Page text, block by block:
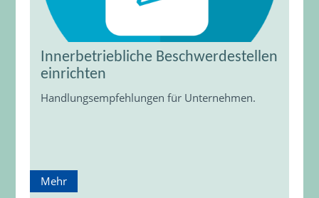
Innerbetriebliche Beschwerdestellen
einrichten
Handlungsempfehlungen für Unternehmen.
Mehr